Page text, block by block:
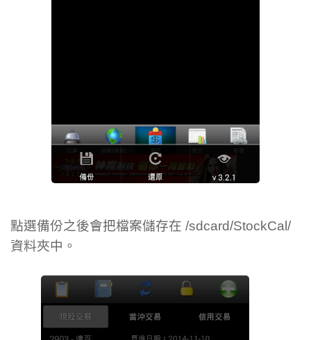
點選備份之後會把檔案儲存在 /sdcard/StockCal/
資料夾中。